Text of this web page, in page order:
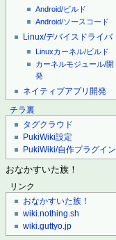
Android/ビルド
Android/ソースコード
Linux/デバイスドライバ
Linuxカーネル/ビルド
カーネルモジュール/開
発
ネイティブアプリ開発
チラ裏
タグクラウド
PukiWiki設定
PukiWiki/自作プラグイン
おなかすいた族！
リンク
おなかすいた族！
wiki.nothing.sh
wiki.guttyo.jp